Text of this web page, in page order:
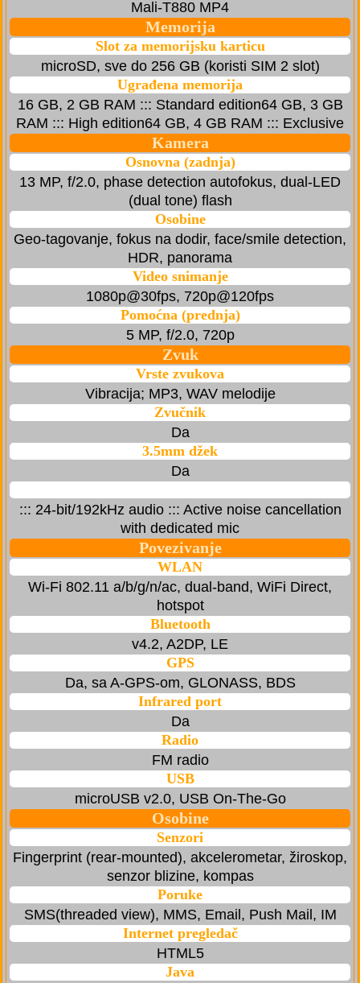
Mali-T880 MP4
Memorija
Slot za memorijsku karticu
microSD, sve do 256 GB (koristi SIM 2 slot)
Ugrađena memorija
16 GB, 2 GB RAM ::: Standard edition64 GB, 3 GB
RAM ::: High edition64 GB, 4 GB RAM ::: Exclusive
Kamera
Osnovna (zadnja)
13 MP, f/2.0, phase detection autofokus, dual-LED
(dual tone) flash
Osobine
Geo-tagovanje, fokus na dodir, face/smile detection,
HDR, panorama
Video snimanje
1080p@30fps, 720p@120fps
Pomoćna (prednja)
5 MP, f/2.0, 720p
Zvuk
Vrste zvukova
Vibracija; MP3, WAV melodije
Zvučnik
Da
3.5mm džek
Da
::: 24-bit/192kHz audio ::: Active noise cancellation
with dedicated mic
Povezivanje
WLAN
Wi-Fi 802.11 a/b/g/n/ac, dual-band, WiFi Direct,
hotspot
Bluetooth
v4.2, A2DP, LE
GPS
Da, sa A-GPS-om, GLONASS, BDS
Infrared port
Da
Radio
FM radio
USB
microUSB v2.0, USB On-The-Go
Osobine
Senzori
Fingerprint (rear-mounted), akcelerometar, žiroskop,
senzor blizine, kompas
Poruke
SMS(threaded view), MMS, Email, Push Mail, IM
Internet pregledač
HTML5
Java